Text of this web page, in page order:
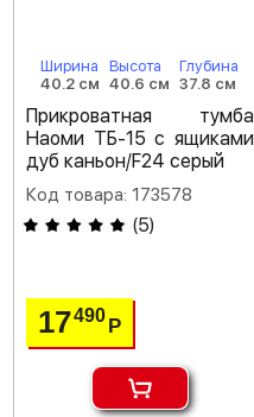
Ширина
40.2 см
Высота
40.6 см
Глубина
37.8 см
Прикроватная тумба
Наоми ТБ-15 с ящиками
дуб каньон/F24 серый
Код товара: 173578
(5)
17490Р